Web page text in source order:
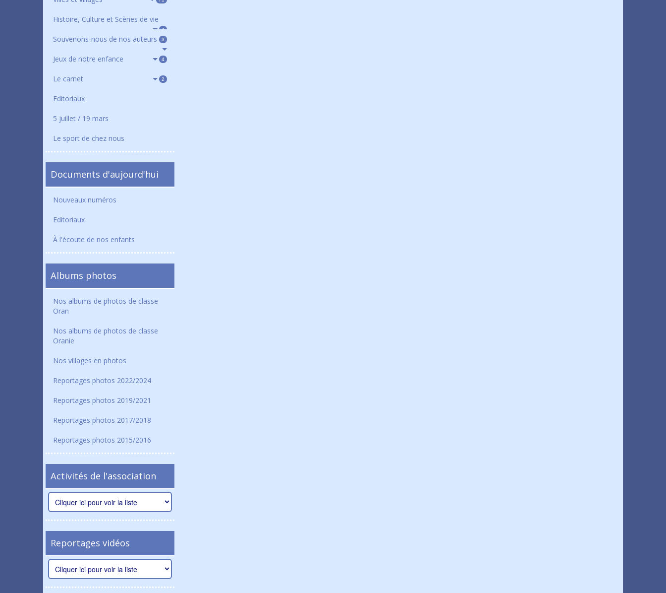
Histoire, Culture et Scènes de vie
4
Souvenons-nous de nos auteurs 3
Jeux de notre enfance 4
Le carnet 2
Editoriaux
5 juillet / 19 mars
Le sport de chez nous
Documents d'aujourd'hui
Nouveaux numéros
Editoriaux
À l'écoute de nos enfants
Albums photos
Nos albums de photos de classe
Oran
Nos albums de photos de classe
Oranie
Nos villages en photos
Reportages photos 2022/2024
Reportages photos 2019/2021
Reportages photos 2017/2018
Reportages photos 2015/2016
Activités de l'association
Reportages vidéos